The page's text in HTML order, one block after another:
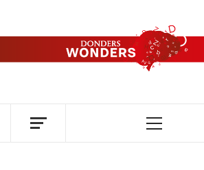
de
OVER HERSENEN EN
Primair